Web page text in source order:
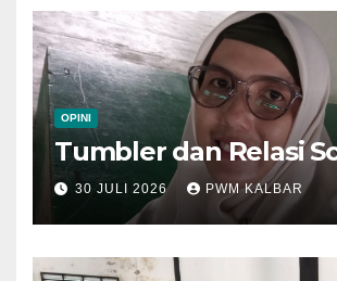
OPINI
Tumbler dan Relasi
30 JULI 2026 PWM KALBAR